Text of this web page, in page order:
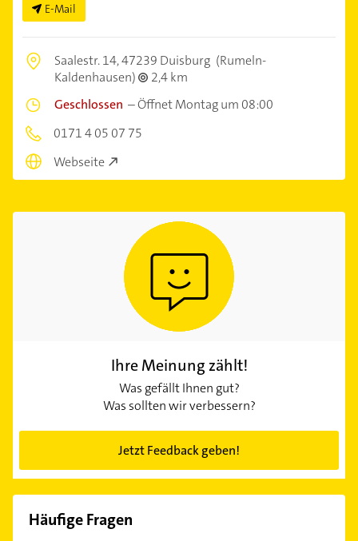
E-Mail
Saalestr. 14,47239 Duisburg (Rumeln-
Kaldenhausen)
2,4 km
Geschlossen –Öffnet Montag um 08:00
0171 4 05 07 75
Webseite
Ihre Meinung zählt!
Was gefällt Ihnen gut?
Was sollten wir verbessern?
Jetzt Feedback geben!
Häufige Fragen